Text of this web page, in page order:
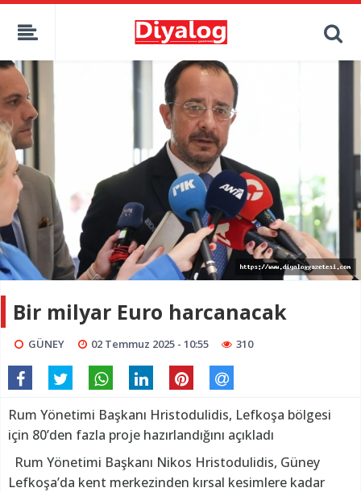
Bir milyar Euro harcanacak
GÜNEY 02 Temmuz 2025 - 10:55 310
Rum Yönetimi Başkanı Hristodulidis, Lefkoşa bölgesi
için 80’den fazla proje hazırlandığını açıkladı
Rum Yönetimi Başkanı Nikos Hristodulidis, Güney
Lefkoşa’da kent merkezinden kırsal kesimlere kadar